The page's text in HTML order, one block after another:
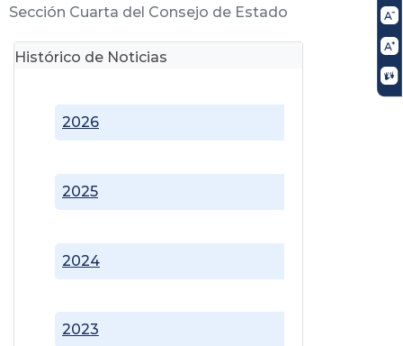
Sección Cuarta del Consejo de Estado
Histórico de Noticias
2023
2024
2025
2026